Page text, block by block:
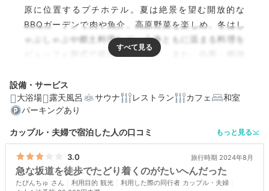
原に位置するプチホテル。夏は絶景を望む開放的な
BBQガーデンで肉や魚介、高原野菜を楽しめ、冬はし
ゃぶしゃぶや郷土料理など、心身ともに温まる料理を
ビュッフェ形式で提供しています。また、白馬・栂池
都会では味わえない非日常体験が待っています。
編集部おすすめの３つのポイント
熱気球に水上アドベンチャーなど！心躍るアクティビテ
ィ体験
設備・サービス
大浴場
露天風呂 サウナ レストラン カフェ
和室
パーキングあり
カップル・夫婦で宿泊した人の口コミ もっと見る
3.0 旅行時期 2024年8月
急な坂道を徒歩でたどり着くのがたいへんだった
たびんちゅ 利用目的 観光 利用した際の同行者 カップル・夫婦